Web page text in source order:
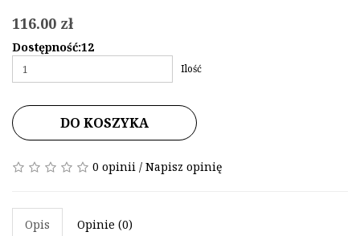
116.00 zł
Dostępność:12
Ilość
DO KOSZYKA
0 opinii / Napisz opinię
Opis Opinie (0)